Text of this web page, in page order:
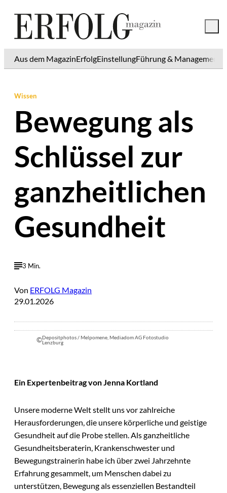
Aus dem MagazinErfolgEinstellungFührung & Management
Wissen
Bewegung als
Schlüssel zur
ganzheitlichen
Gesundheit
3 Min.
Von ERFOLG Magazin
29.01.2026
©Depositphotos / Melpomene, Mediadom AG Fotostudio
Lenzburg
Ein Expertenbeitrag von Jenna Kortland
Unsere moderne Welt stellt uns vor zahlreiche
Herausforderungen, die unsere körperliche und geistige
Gesundheit auf die Probe stellen. Als ganzheitliche
Gesundheitsberaterin, Krankenschwester und
Bewegungstrainerin habe ich über zwei Jahrzehnte
Erfahrung gesammelt, um Menschen dabei zu
unterstützen, Bewegung als essenziellen Bestandteil